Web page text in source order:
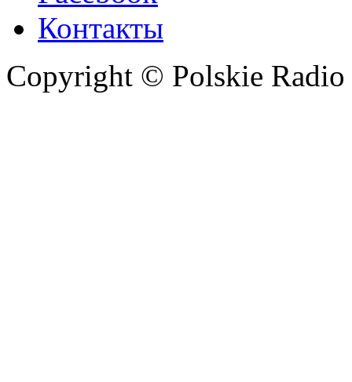
Контакты
Copyright © Polskie